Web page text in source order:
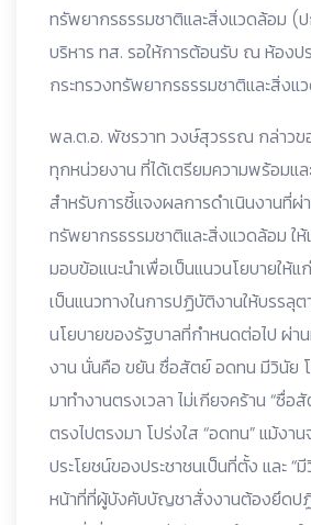
ทรัพยากรธรรมชาติและสิ่งแวดล้อม (
บริหาร ทส. รอให้การต้อนรับ ณ ห้องป
กระทรวงทรัพยากรธรรมชาติและสิ่งแ
พล.ต.อ. พัชรวาท วงษ์สุวรรณ กล่าว
ทุกหน่วยงาน ที่ได้เตรียมความพร้อมแ
สำหรับการชี้แจงผลการดำเนินงานที่ผ่
ทรัพยากรธรรมชาติและสิ่งแวดล้อม ใ
มอบข้อแนะนำเพื่อเป็นแนวนโยบายให้แ
เป็นแนวทางในการปฏิบัติงานให้บรรลุต
นโยบายของรัฐบาลที่กำหนดต่อไป ผ่า
งาน นั่นคือ ขยัน ซื่อสัตย์ อดทน มีวินัย
มาทำงานตรงเวลา ไม่เกียจคร้าน “ซื่อ
ตรงไปตรงมา โปร่งใส “อดทน” แม้งา
ประโยชน์ของประชาชนเป็นที่ตั้ง และ “
หน้าที่ที่ผู้บังคับบัญชาสั่งงานต้องยึดป